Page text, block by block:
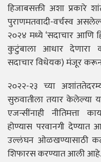
हिजाबसक्ती अशा प्रकारे
पुराणमतवादी-वर्चस्व
२०२४ मध्ये ‘सदाचार आणि
कुटुंबाला आधार देणारा
सदाचार विधेयक) मंजूर
२०२२-२३ च्या
सुरुवातीला तयार केलेल्या
एजन्सींनाही नीतिमत्ता
होण्यास परवानगी
उल्लंघन ओळखण्यासाठी
शिफारस करण्यात आली आहे.